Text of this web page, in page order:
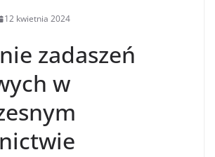
12 kwietnia 2024
zadaszeń
w